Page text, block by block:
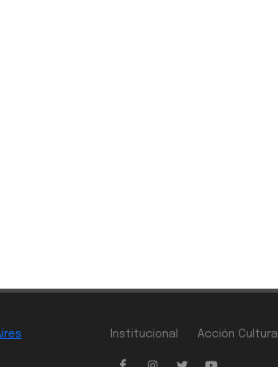
Institucional Acción Cultural